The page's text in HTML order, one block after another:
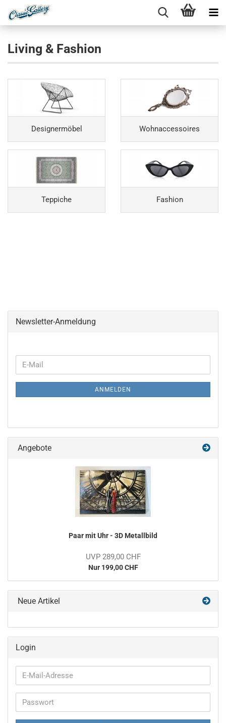
Living & Fashion
Designermöbel Wohnaccessoires
Teppiche Fashion
Newsletter-Anmeldung
WEITER
ZUR
NEWSLETTER-
E-
Mail
ANMELDEN
Angebote
Paar mit Uhr - 3D Metallbild
UVP 289,00 CHF
Nur 199,00 CHF
Neue Artikel
Login
E-
Mail-
Passwort